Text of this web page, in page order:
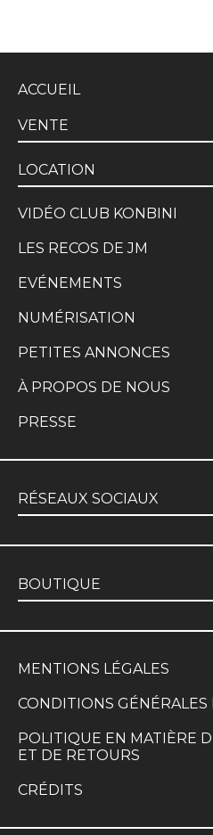
ACCUEIL
VENTE
LOCATION
VIDÉO CLUB KONBINI
LES RECOS DE JM
EVÉNEMENTS
NUMÉRISATION
PETITES ANNONCES
À PROPOS DE NOUS
PRESSE
RÉSEAUX SOCIAUX
BOUTIQUE
MENTIONS LÉGALES
CONDITIONS GÉNÉRALES
POLITIQUE EN MATIÈRE
ET DE RETOURS
CRÉDITS